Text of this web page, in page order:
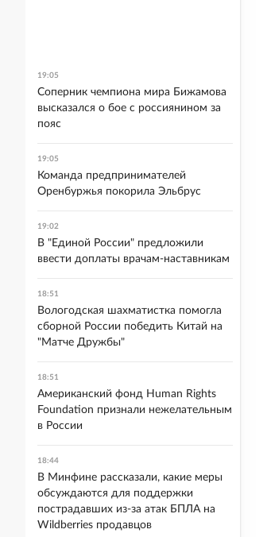
19:05
Соперник чемпиона мира Бижамова
высказался о бое с россиянином за
пояс
19:05
Команда предпринимателей
Оренбуржья покорила Эльбрус
19:02
В "Единой России" предложили
ввести доплаты врачам-наставникам
18:51
Вологодская шахматистка помогла
сборной России победить Китай на
"Матче Дружбы"
18:51
Американский фонд Human Rights
Foundation признали нежелательным
в России
18:44
В Минфине рассказали, какие меры
обсуждаются для поддержки
пострадавших из-за атак БПЛА на
Wildberries продавцов